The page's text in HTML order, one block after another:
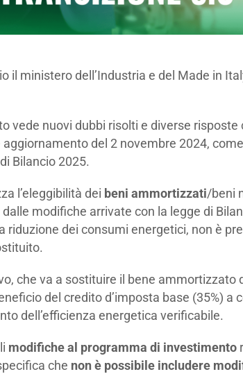
il ministero dell’Industria e del Made in
vede nuovi dubbi risolti e diverse
aggiornamento del 2 novembre 2024,
Bilancio 2025.
l’eleggibilità dei beni ammortizzati/beni
modifiche arrivate con la legge di
riduzione dei consumi energetici, non è
che va a sostituire il bene
del credito d’imposta base (35%)
dell’efficienza energetica verificabile.
modifiche al programma di investimento
che non è possibile includere